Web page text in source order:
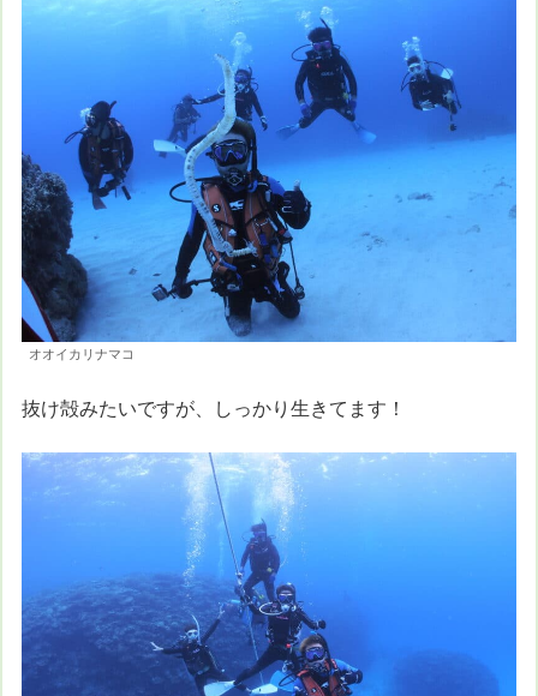
オオイカリナマコ
抜け殻みたいですが、しっかり生きてます！